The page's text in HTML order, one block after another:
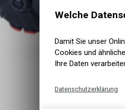
Welche
Damit Sie unser
Cookies und
Ihre Daten
Datenschutzerklärung